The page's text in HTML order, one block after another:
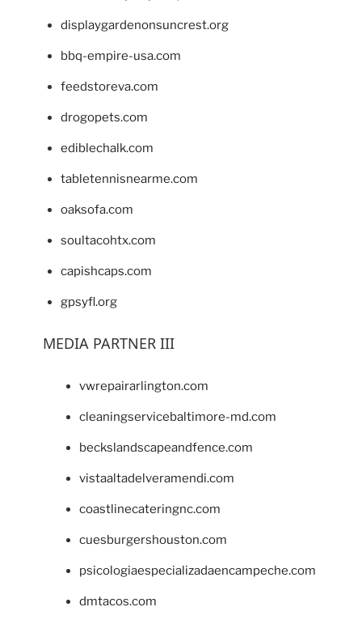
displaygardenonsuncrest.org
bbq-empire-usa.com
feedstoreva.com
drogopets.com
ediblechalk.com
tabletennisnearme.com
oaksofa.com
soultacohtx.com
capishcaps.com
gpsyfl.org
MEDIA PARTNER III
vwrepairarlington.com
cleaningservicebaltimore-md.com
beckslandscapeandfence.com
vistaaltadelveramendi.com
coastlinecateringnc.com
cuesburgershouston.com
psicologiaespecializadaencampeche.com
dmtacos.com